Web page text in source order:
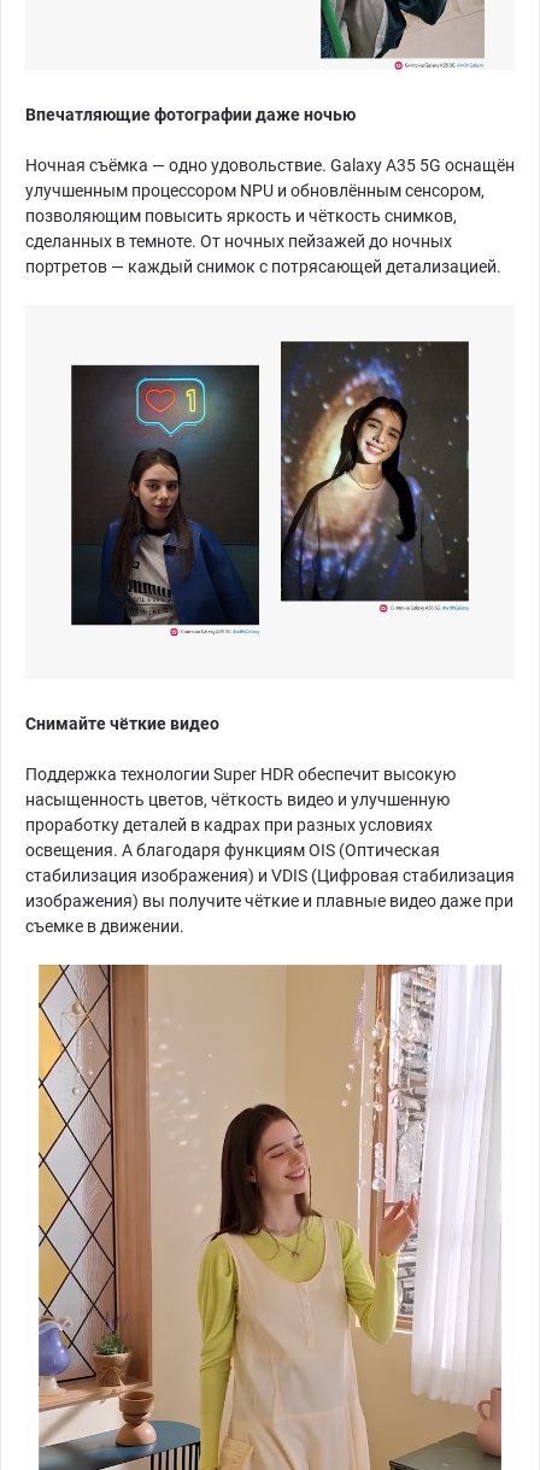
Впечатляющие фотографии даже ночью
Ночная съёмка — одно удовольствие. Galaxy A35 5G оснащён
улучшенным процессором NPU и обновлённым сенсором,
позволяющим повысить яркость и чёткость снимков,
сделанных в темноте. От ночных пейзажей до ночных
портретов — каждый снимок с потрясающей детализацией.
Снимайте чёткие видео
Поддержка технологии Super HDR обеспечит высокую
насыщенность цветов, чёткость видео и улучшенную
проработку деталей в кадрах при разных условиях
освещения. А благодаря функциям OIS (Оптическая
стабилизация изображения) и VDIS (Цифровая стабилизация
изображения) вы получите чёткие и плавные видео даже при
съемке в движении.